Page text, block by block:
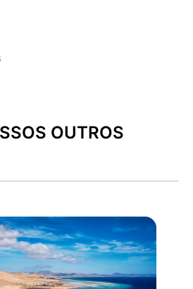
OUTROS